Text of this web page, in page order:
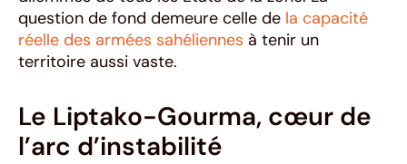
question de fond demeure celle de la capacité
réelle des armées sahéliennes à tenir un
territoire aussi vaste.
Le Liptako-Gourma, cœur de
l’arc d’instabilité